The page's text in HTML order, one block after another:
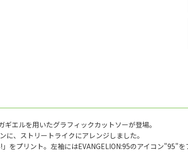
エルを用いたグラフィックカットソーが登場。
、ストリートライクにアレンジしました。
をプリント。左袖にはEVANGELION:95のアイコン"95"を